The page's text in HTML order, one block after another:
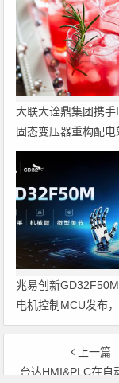
大联大诠鼎集团携手
固态变压器重构配
兆易创新
电机控制MCU发布
机器人关节驱动革新
上一篇
台达HMI&PLC在自动泡塑成型